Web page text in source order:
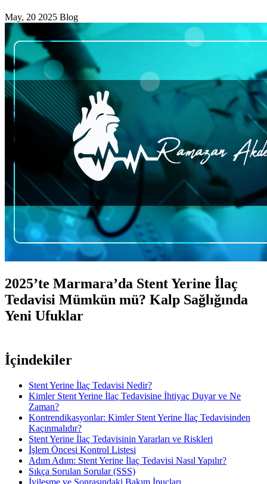
May, 20 2025 Blog
2025’te Marmara’da Stent Yerine İlaç
Tedavisi Mümkün mü? Kalp Sağlığında
Yeni Ufuklar
İçindekiler
Stent Yerine İlaç Tedavisi Nedir?
Kimler Stent Yerine İlaç Tedavisine İhtiyaç Duyar ve Ne
Zaman?
Kontrendikasyonlar: Kimler Stent Yerine İlaç Tedavisinden
Kaçınmalıdır?
Stent Yerine İlaç Tedavisinin Yararları ve Riskleri
İşlem Öncesi Kontrol Listesi
Adım Adım: Stent Yerine İlaç Tedavisi Nasıl Yapılır?
Sıkça Sorulan Sorular (SSS)
İyileşme ve Sonrasındaki Bakım İpuçları